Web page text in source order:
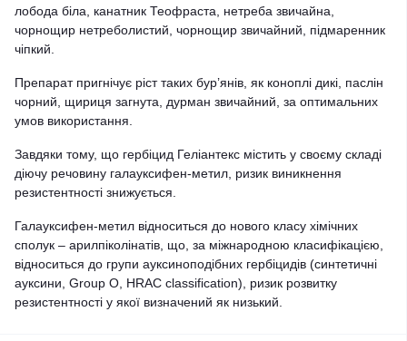
лобода біла, канатник Теофраста, нетреба звичайна,
чорнощир нетреболистий, чорнощир звичайний, підмаренник
чіпкий.
Препарат пригнічує ріст таких бур’янів, як коноплі дикі, паслін
чорний, щириця загнута, дурман звичайний, за оптимальних
умов використання.
Завдяки тому, що гербіцид Геліантекс містить у своєму складі
діючу речовину галауксифен-метил, ризик виникнення
резистентності знижується.
Галауксифен-метил відноситься до нового класу хімічних
сполук – арилпіколінатів, що, за міжнародною класифікацією,
відноситься до групи ауксиноподібних гербіцидів (синтетичні
ауксини, Group O, HRAC classification), ризик розвитку
резистентності у якої визначений як низький.